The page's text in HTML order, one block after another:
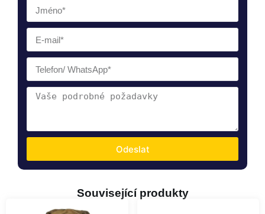
Odeslat
Související produkty